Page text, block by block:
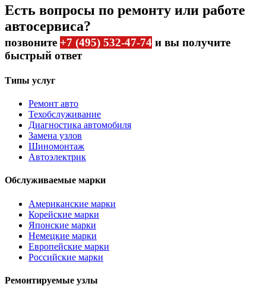
Есть вопросы по ремонту или работе
автосервиса?
позвоните +7 (495) 532-47-74 и вы получите
быстрый ответ
Типы услуг
Ремонт авто
Техобслуживание
Диагностика автомобиля
Замена узлов
Шиномонтаж
Автоэлектрик
Обслуживаемые марки
Американские марки
Корейские марки
Японские марки
Немецкие марки
Европейские марки
Российские марки
Ремонтируемые узлы